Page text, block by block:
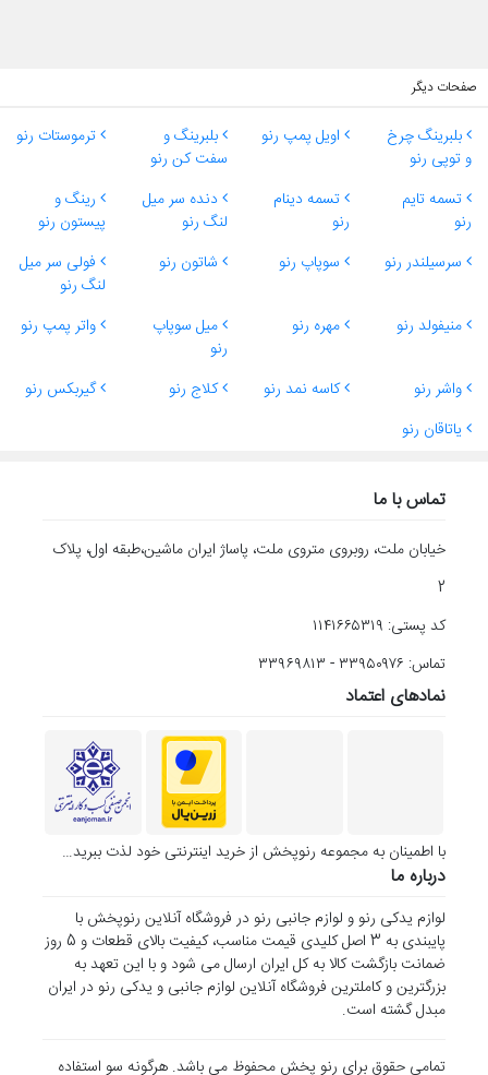
صفحات دیگر
بلبرینگ چرخ
و توپی رنو
اویل پمپ رنو
بلبرینگ و
سفت کن رنو
ترموستات رنو
تسمه تایم
رنو
تسمه دینام
رنو
دنده سر میل
لنگ رنو
رینگ و
پیستون رنو
سرسیلندر رنو
سوپاپ رنو شاتون رنو
فولی سر میل
لنگ رنو
منیفولد رنو
مهره رنو
میل سوپاپ
رنو
واتر پمپ رنو
واشر رنو کاسه نمد رنو کلاج رنو
گیربکس رنو
یاتاقان رنو
تماس با ما
خیابان ملت، روبروی متروی ملت، پاساژ ایران ماشین،طبقه اول، پلاک
2
کد پستی: ۱۱۴۱۶۶۵۳۱۹
تماس: ۳۳۹۵۰۹۷۶ - ۳۳۹۶۹۸۱۳
نمادهای اعتماد
با اطمینان به مجموعه رنوپخش از خرید اینترنتی خود لذت ببرید…
درباره ما
لوازم یدکی رنو و لوازم جانبی رنو در فروشگاه آنلاین رنوپخش با
پایبندی به 3 اصل کلیدی قیمت مناسب، کیفیت بالای قطعات و 5 روز
ضمانت بازگشت کالا به کل ایران ارسال می شود و با این تعهد به
بزرگترین و کاملترین فروشگاه آنلاین لوازم جانبی و یدکی رنو در ایران
مبدل گشته است.
تمامی حقوق برای رنو پخش محفوظ می باشد. هرگونه سو استفاده